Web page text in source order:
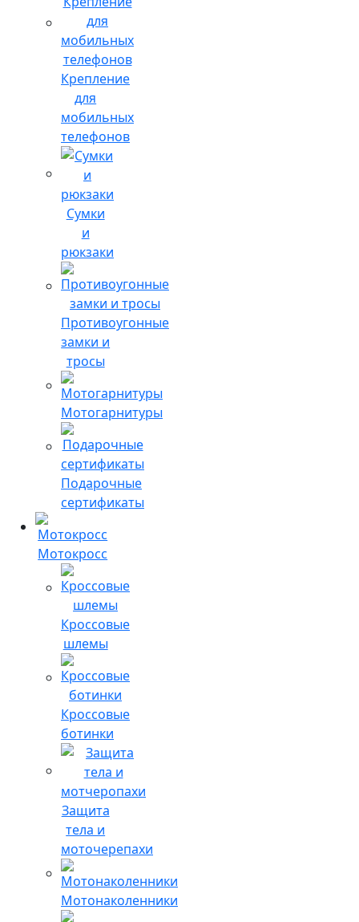
Крепление
для
мобильных
телефонов
Сумки
и
рюкзаки
Противоугонные
замки и
тросы
Мотогарнитуры
Подарочные
сертификаты
Мотокросс
Кроссовые
шлемы
Кроссовые
ботинки
Защита
тела и
моточерепахи
Мотонаколенники